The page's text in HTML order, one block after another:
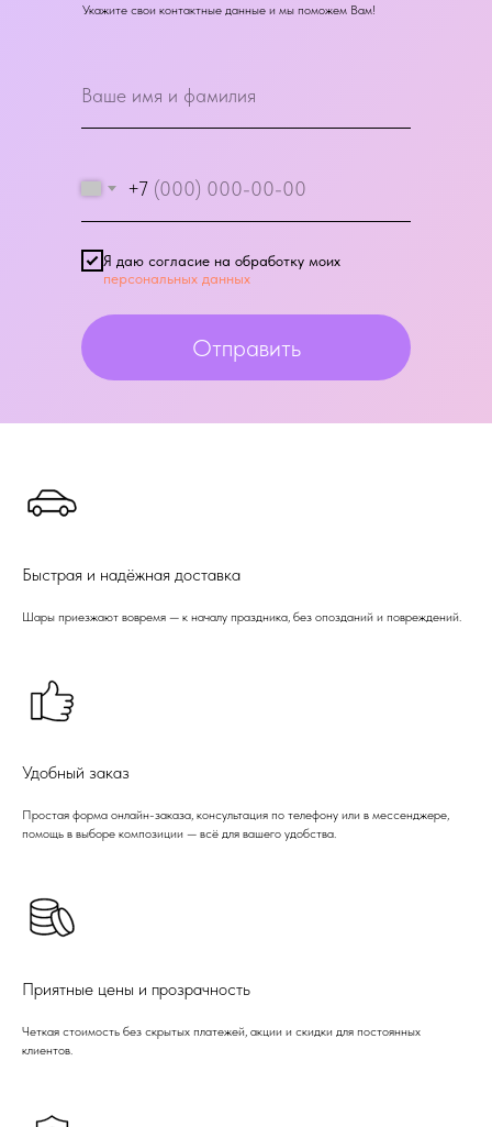
+7
Я даю согласие на обработку моих
персональных данных
Отправить
Укажите свои контактные данные и мы поможем Вам!
Быстрая и надёжная доставка
Шары приезжают вовремя — к началу праздника, без опозданий и повреждений.
Удобный заказ
Простая форма онлайн-заказа, консультация по телефону или в мессенджере,
помощь в выборе композиции — всё для вашего удобства.
Приятные цены и прозрачность
Четкая стоимость без скрытых платежей, акции и скидки для постоянных
клиентов.